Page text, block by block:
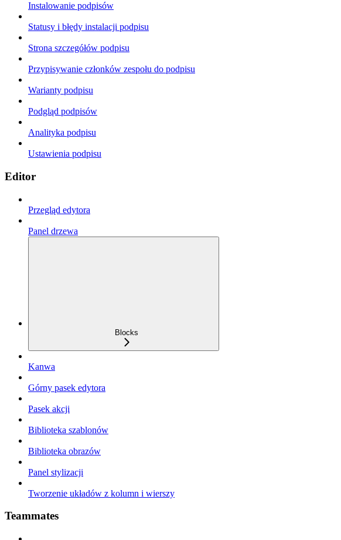
Instalowanie podpisów
Statusy i błędy instalacji podpisu
Strona szczegółów podpisu
Przypisywanie członków zespołu do podpisu
Warianty podpisu
Podgląd podpisów
Analityka podpisu
Ustawienia podpisu
Editor
Przegląd edytora
Panel drzewa
Blocks
Kanwa
Górny pasek edytora
Pasek akcji
Biblioteka szablonów
Biblioteka obrazów
Panel stylizacji
Tworzenie układów z kolumn i wierszy
Teammates